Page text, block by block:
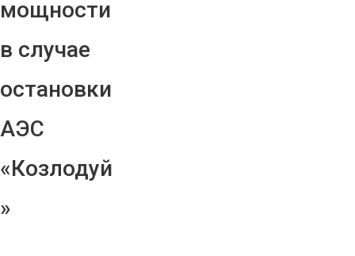
мощности
в случае
остановки
АЭС
«Козлодуй
»